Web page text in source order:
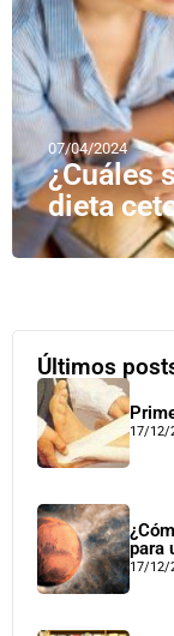
07/04/2024
¿Cuáles
dieta
Últimos
17/12/
para
17/12/